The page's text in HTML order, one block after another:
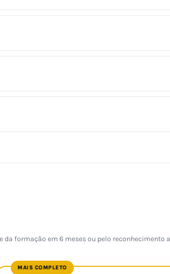
formação em 6 meses ou pelo reconhecimento
MAIS COMPLETO